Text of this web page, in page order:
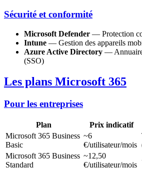
Sécurité et conformité
Microsoft Defender — Protection
Intune — Gestion des appareils
Azure Active Directory — Annuaire
(SSO)
Les plans Microsoft 365
Pour les entreprises
Plan Prix indicatif
Microsoft 365 Business
Basic
~6
€/utilisateur/mois
Microsoft 365 Business
Standard
~12,50
€/utilisateur/mois